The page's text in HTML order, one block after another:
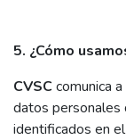
5. ¿Cómo
CVSCcomunica
datos personales
identificados en